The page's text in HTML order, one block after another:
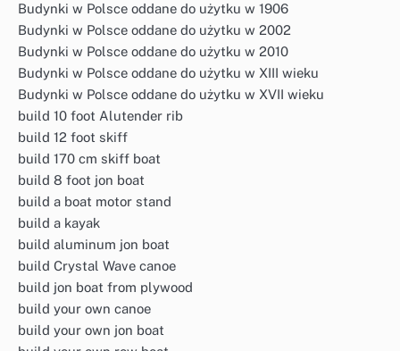
Budynki w Polsce oddane do użytku w 1906
Budynki w Polsce oddane do użytku w 2002
Budynki w Polsce oddane do użytku w 2010
Budynki w Polsce oddane do użytku w XIII wieku
Budynki w Polsce oddane do użytku w XVII wieku
build 10 foot Alutender rib
build 12 foot skiff
build 170 cm skiff boat
build 8 foot jon boat
build a boat motor stand
build a kayak
build aluminum jon boat
build Crystal Wave canoe
build jon boat from plywood
build your own canoe
build your own jon boat